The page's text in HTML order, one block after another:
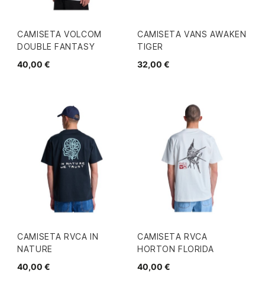
CAMISETA VOLCOM
DOUBLE FANTASY
40,00 €
CAMISETA VANS AWAKEN
TIGER
32,00 €
CAMISETA RVCA IN
NATURE
40,00 €
CAMISETA RVCA
HORTON FLORIDA
40,00 €